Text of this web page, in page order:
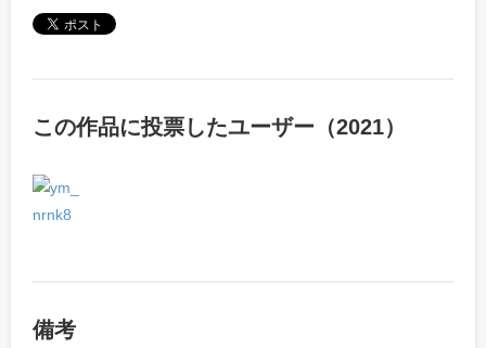
この作品に投票したユーザー（2021）
備考